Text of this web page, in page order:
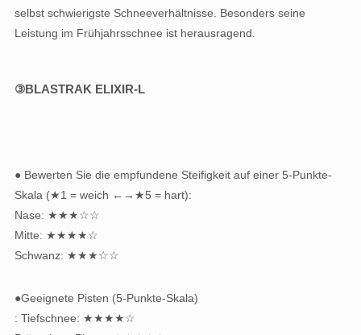
selbst schwierigste Schneeverhältnisse. Besonders seine
Leistung im Frühjahrsschnee ist herausragend.
③BLASTRAK ELIXIR-L
● Bewerten Sie die empfundene Steifigkeit auf einer 5-Punkte-
Skala (★1 = weich ←→★5 = hart):
Nase: ★★★☆☆
Mitte: ★★★★☆
Schwanz: ★★★☆☆
●Geeignete Pisten (5-Punkte-Skala)
: Tiefschnee: ★★★★☆